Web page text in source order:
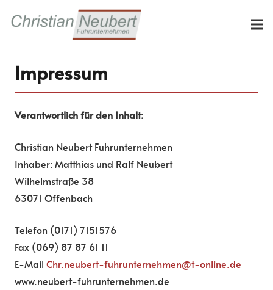
Impressum
Verantwortlich für den Inhalt:
Christian Neubert Fuhrunternehmen
Inhaber: Matthias und Ralf Neubert
Wilhelmstraße 38
63071 Offenbach
Telefon (0171) 7151576
Fax (069) 87 87 61 11
E-Mail Chr.neubert-fuhrunternehmen@t-online.de
www.neubert-fuhrunternehmen.de